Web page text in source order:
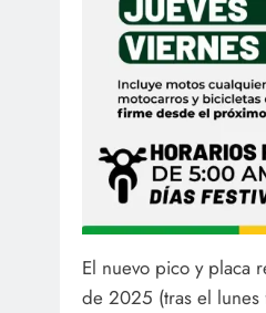
El nuevo pico y placa
de 2025 (tras el